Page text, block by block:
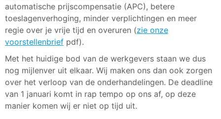
automatische prijscompensatie (APC), betere
toeslagenverhoging, minder verplichtingen en meer
regie over je vrije tijd en overuren (zie onze
voorstellenbrief pdf).
Met het huidige bod van de werkgevers staan we dus
nog mijlenver uit elkaar. Wij maken ons dan ook zorgen
over het verloop van de onderhandelingen. De deadline
van 1 januari komt in rap tempo op ons af, op deze
manier komen wij er niet op tijd uit.